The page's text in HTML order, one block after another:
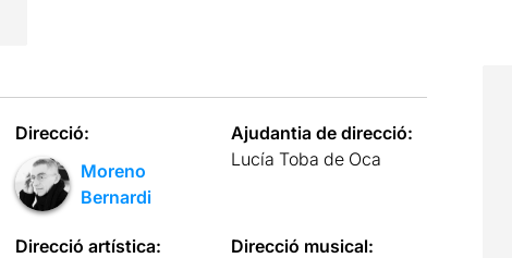
Direcció:
Moreno
Bernardi
Ajudantia de direcció:
Lucía Toba de Oca
Direcció artística:
Direcció musical: